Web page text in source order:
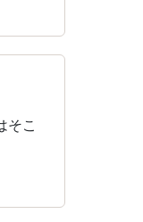
そこ